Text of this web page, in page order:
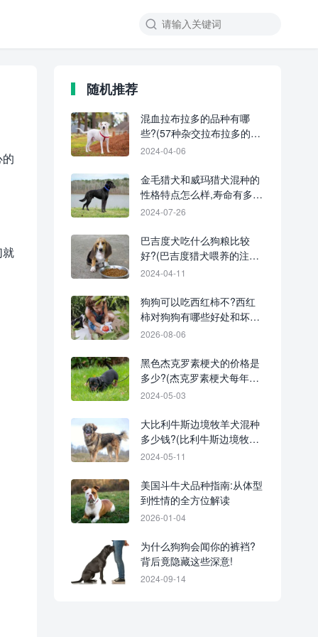
随机推荐
混血拉布拉多的品种有哪
些?(57种杂交拉布拉多的简
介及优缺点)
2024-04-06
金毛猎犬和威玛猎犬混种的
性格特点怎么样,寿命有多
长?
2024-07-26
巴吉度犬吃什么狗粮比较
好?(巴吉度猎犬喂养的注意
事项)
2024-04-11
狗狗可以吃西红柿不?西红
柿对狗狗有哪些好处和坏
处?
2026-08-06
黑色杰克罗素梗犬的价格是
多少?(杰克罗素梗犬每年的
养护费用清单)
2024-05-03
大比利牛斯边境牧羊犬混种
多少钱?(比利牛斯边境牧羊
犬的优缺点)
2024-05-11
美国斗牛犬品种指南:从体型
到性情的全方位解读
2026-01-04
为什么狗狗会闻你的裤裆?
背后竟隐藏这些深意!
2024-09-14